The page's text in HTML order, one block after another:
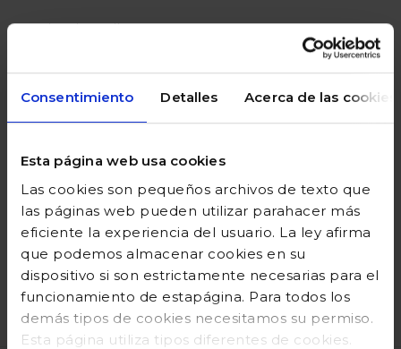
Consentimiento Detalles Acerca de las cookies
Esta página web usa cookies
Las cookies son pequeños archivos de texto que
las páginas web pueden utilizar parahacer más
eficiente la experiencia del usuario. La ley afirma
que podemos almacenar cookies en su
dispositivo si son estrictamente necesarias para el
funcionamiento de estapágina. Para todos los
demás tipos de cookies necesitamos su permiso.
Esta página utiliza tipos diferentes de cookies.
Ayuda sobre tallas
Añadir a la cesta
DESCRIPCIÓN
COMPOSICIÓN
DEVOLUCIONES